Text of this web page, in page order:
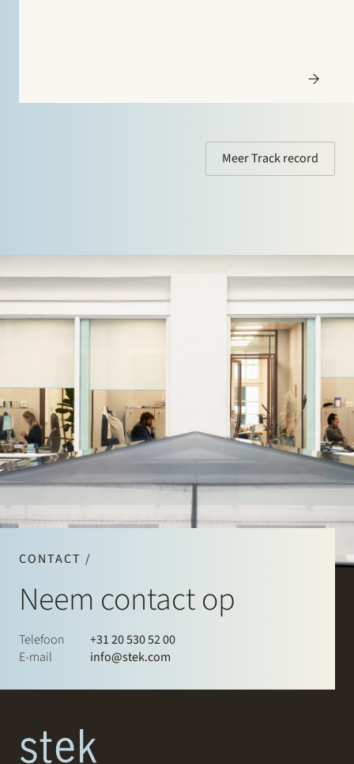
Meer Track record
CONTACT /
Neem contact op
Telefoon
+31 20 530 52 00
E-mail
info@stek.com